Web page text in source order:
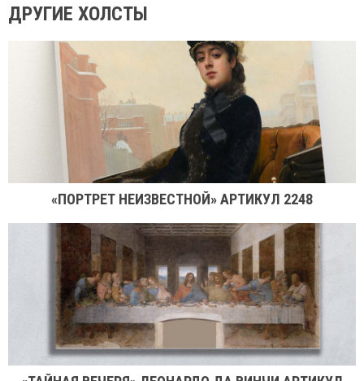
ДРУГИЕ ХОЛСТЫ
«ПОРТРЕТ НЕИЗВЕСТНОЙ» АРТИКУЛ 2248